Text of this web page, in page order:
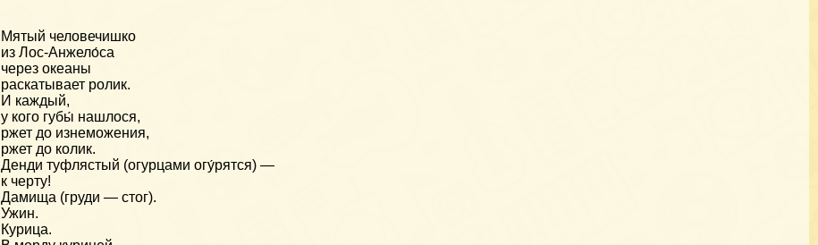
Мятый человечишко
из Лос-Анжело́са
через океаны
раскатывает ролик.
И каждый,
у кого губы́ нашлося,
ржет до изнеможения,
ржет до колик.
Денди туфлястый (огурцами огу́рятся) —
к черту!
Дамища (груди — стог).
Ужин.
Курица.